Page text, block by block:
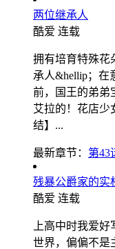
两位继承人
酷爱 连载
拥有培育特殊花
承人&hellip；在
前，国王的弟弟
艾拉的！花店少
结】...
最新章节： 第43
残暴公爵家的实
酷爱 连载
上高中时我爱
世界，偏偏不是